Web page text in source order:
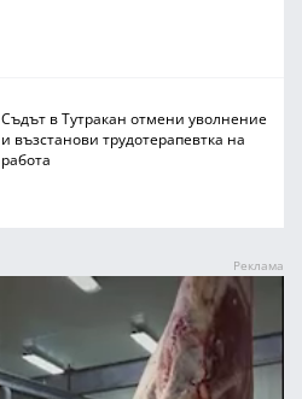
Съдът в Тутракан отмени уволнение
и възстанови трудотерапевтка на
работа